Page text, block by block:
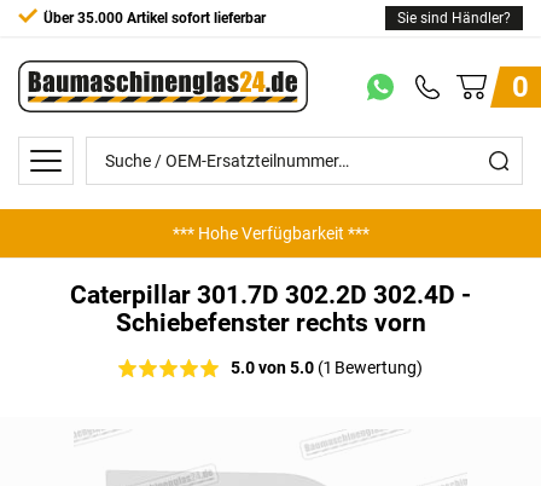
Über 35.000 Artikel sofort lieferbar Sie sind Händler?
0
*** Hohe Verfügbarkeit ***
*** Günstige Preise ***
Caterpillar 301.7D 302.2D 302.4D -
Schiebefenster rechts vorn
5.0 von 5.0 (1 Bewertung)